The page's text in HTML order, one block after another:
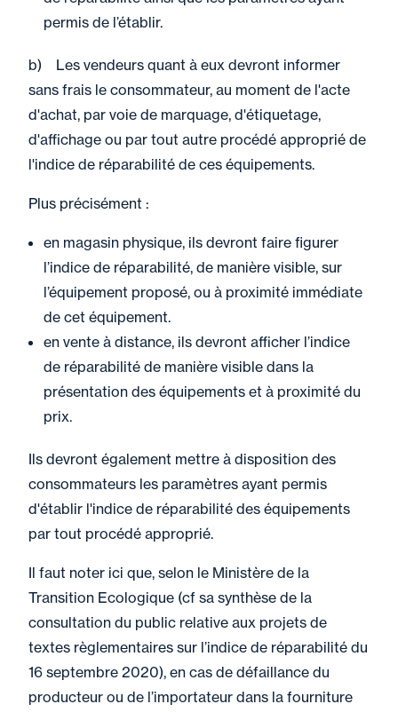
permis de l’établir.
b) Les vendeurs quant à eux devront informer
sans frais le consommateur, au moment de l'acte
d'achat, par voie de marquage, d'étiquetage,
d'affichage ou par tout autre procédé approprié de
l'indice de réparabilité de ces équipements.
Plus précisément :
en magasin physique, ils devront faire figurer
l’indice de réparabilité, de manière visible, sur
l’équipement proposé, ou à proximité immédiate
de cet équipement.
en vente à distance, ils devront afficher l’indice
de réparabilité de manière visible dans la
présentation des équipements et à proximité du
prix.
Ils devront également mettre à disposition des
consommateurs les paramètres ayant permis
d'établir l'indice de réparabilité des équipements
par tout procédé approprié.
Il faut noter ici que, selon le Ministère de la
Transition Ecologique (cf sa synthèse de la
consultation du public relative aux projets de
textes règlementaires sur l’indice de réparabilité du
16 septembre 2020), en cas de défaillance du
producteur ou de l’importateur dans la fourniture